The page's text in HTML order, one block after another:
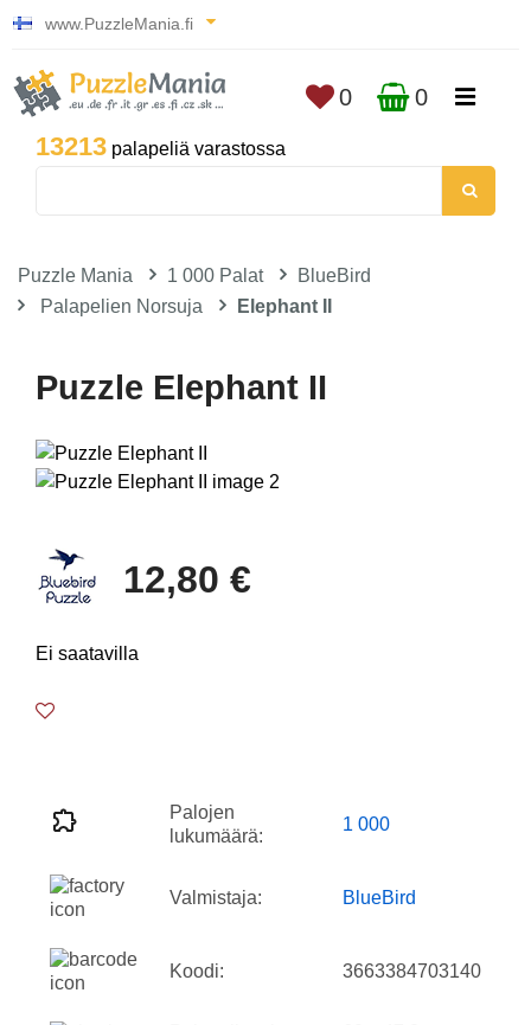
www.PuzzleMania.fi
13213 palapeliä varastossa
0 0
Puzzle Mania 1 000 Palat
BlueBird
Palapelien Norsuja
Elephant II
Puzzle Elephant II
12,80 €
Ei saatavilla
Palojen
lukumäärä:
1 000
Valmistaja: BlueBird
Koodi: 3663384703140